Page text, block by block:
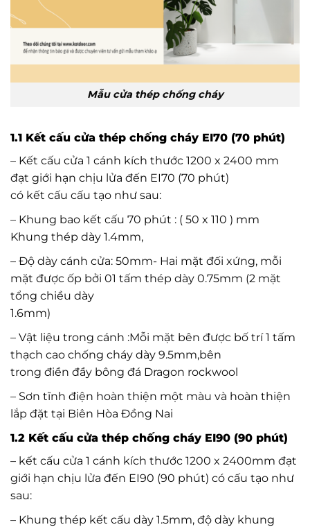
Mẫu cửa thép chống cháy
1.1 Kết cấu cửa thép chống cháy EI70 (70 phút)
– Kết cấu cửa 1 cánh kích thước 1200 x 2400 mm
đạt giới hạn chịu lửa đến EI70 (70 phút)
có kết cấu cấu tạo như sau:
– Khung bao kết cấu 70 phút : ( 50 x 110 ) mm
Khung thép dày 1.4mm,
– Độ dày cánh cửa: 50mm- Hai mặt đối xứng, mỗi
mặt được ốp bởi 01 tấm thép dày 0.75mm (2 mặt
tổng chiều dày
1.6mm)
– Vật liệu trong cánh :Mỗi mặt bên được bố trí 1 tấm
thạch cao chống cháy dày 9.5mm,bên
trong điền đầy bông đá Dragon rockwool
– Sơn tĩnh điện hoàn thiện một màu và hoàn thiện
lắp đặt tại Biên Hòa Đồng Nai
1.2 Kết cấu cửa thép chống cháy EI90 (90 phút)
– kết cấu cửa 1 cánh kích thước 1200 x 2400mm đạt
giới hạn chịu lửa đến EI90 (90 phút) có cấu tạo như
sau:
– Khung thép kết cấu dày 1.5mm, độ dày khung